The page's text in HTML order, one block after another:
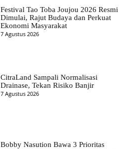
Festival Tao Toba Joujou 2026 Resmi
Dimulai, Rajut Budaya dan Perkuat
Ekonomi Masyarakat
7 Agustus 2026
CitraLand Sampali Normalisasi
Drainase, Tekan Risiko Banjir
7 Agustus 2026
Bobby Nasution Bawa 3 Prioritas